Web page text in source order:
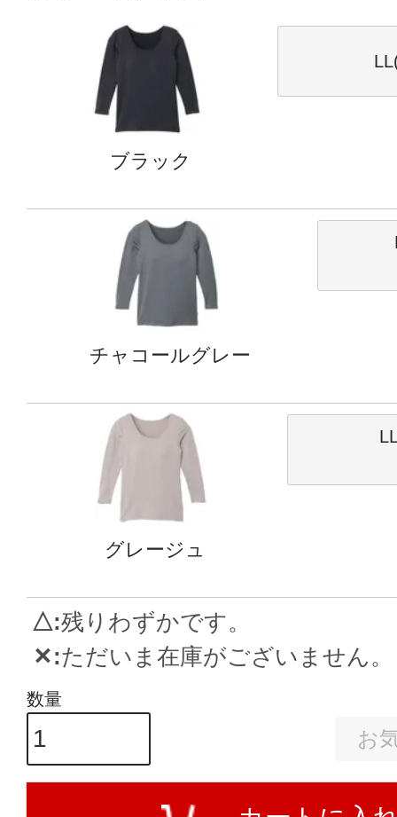
ブラック
チャコールグレー
グレージュ
△ 残りわずかです。
✕ ただいま在庫がございません。
お